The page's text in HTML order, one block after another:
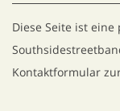
Diese Seite ist
Kontaktformular